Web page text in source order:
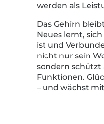
werden als
Das Gehirn
Neues lernt,
ist und
nicht nur sein
sondern schützt
Funktionen.
– und wächst